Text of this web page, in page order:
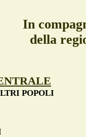
In
della
POPOLI